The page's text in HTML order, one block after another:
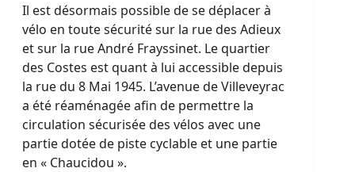
Il est désormais possible de se déplacer à
vélo en toute sécurité sur la rue des Adieux
et sur la rue André Frayssinet. Le quartier
des Costes est quant à lui accessible depuis
la rue du 8 Mai 1945. L’avenue de Villeveyrac
a été réaménagée afin de permettre la
circulation sécurisée des vélos avec une
partie dotée de piste cyclable et une partie
en « Chaucidou ».